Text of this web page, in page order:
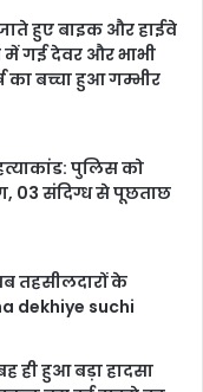
हुए बाइक और हाईवे
में गई देवर और भाभी
का बच्चा हुआ गम्भीर
पुलिस को
03 संदिग्ध से पूछताछ
तहसीलदारों के
dekhiye suchi
ही हुआ बड़ा हादसा